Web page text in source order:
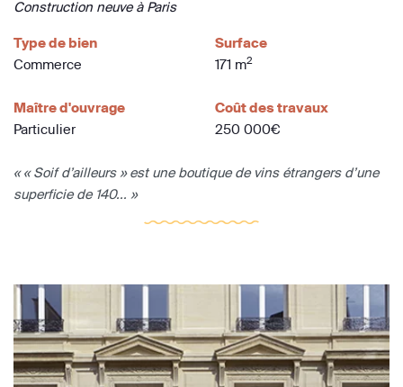
Construction neuve à Paris
Type de bien
Commerce
Surface
171 m2
Maître d'ouvrage
Particulier
Coût des travaux
250 000€
« « Soif d’ailleurs » est une boutique de vins étrangers d’une
superficie de 140... »